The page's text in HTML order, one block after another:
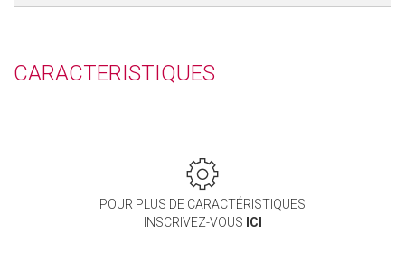
CARACTERISTIQUES
POUR PLUS DE CARACTÉRISTIQUES
INSCRIVEZ-VOUS ICI